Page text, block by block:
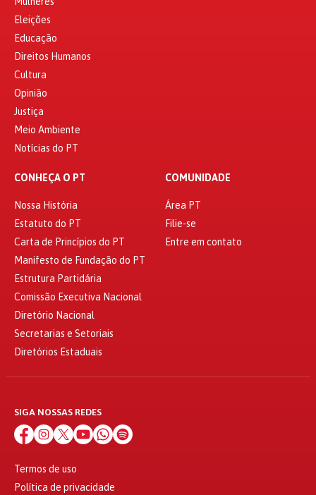
Eleições
Educação
Direitos Humanos
Cultura
Opinião
Justiça
Meio Ambiente
Notícias do PT
CONHEÇA O PT
Nossa História
Estatuto do PT
Carta de Princípios do PT
Manifesto de Fundação do PT
Estrutura Partidária
Comissão Executiva Nacional
Diretório Nacional
Secretarias e Setoriais
Diretórios Estaduais
COMUNIDADE
Área PT
Filie-se
Entre em contato
SIGA NOSSAS REDES
Termos de uso
Política de privacidade